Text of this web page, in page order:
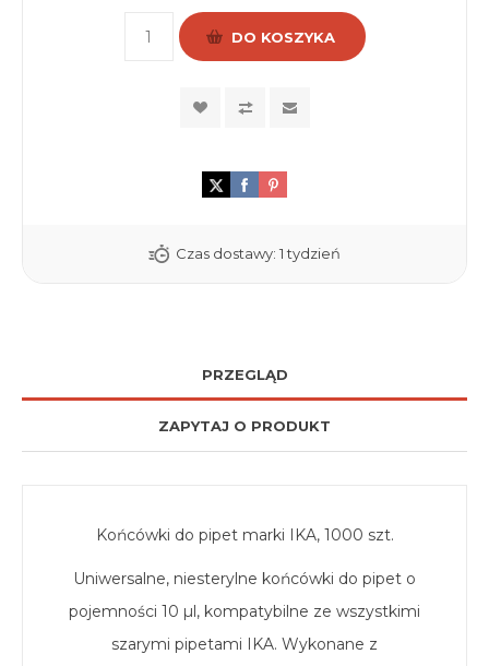
DO KOSZYKA
Czas dostawy: 1 tydzień
PRZEGLĄD
ZAPYTAJ O PRODUKT
Końcówki do pipet marki IKA, 1000 szt.
Uniwersalne, niesterylne końcówki do pipet o
pojemności 10 µl, kompatybilne ze wszystkimi
szarymi pipetami IKA. Wykonane z